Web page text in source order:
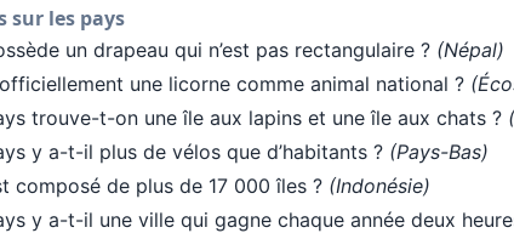
sur les pays
un drapeau qui n’est pas rectangulaire ? (Népal)
une licorne comme animal national ?
trouve-t-on une île aux lapins et une île aux chats ?
y a-t-il plus de vélos que d’habitants ? (Pays-Bas)
composé de plus de 17 000 îles ? (Indonésie)
y a-t-il une ville qui gagne chaque année deux